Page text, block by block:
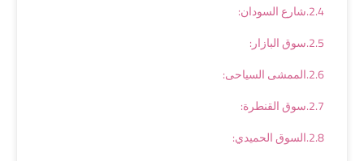
شارع السودان:
سوق البازار:
الممشى السياحى:
سوق القنطرة:
السوق الحميدي: